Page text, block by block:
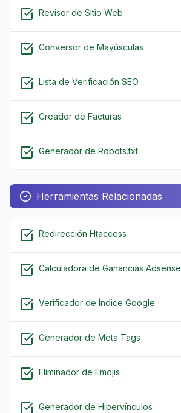
Revisor de Sitio Web
Conversor de Mayúsculas
Lista de Verificación SEO
Creador de Facturas
Generador de Robots.txt
Herramientas Relacionadas
Redirección Htaccess
Calculadora de Ganancias Adsense
Verificador de Índice Google
Generador de Meta Tags
Eliminador de Emojis
Generador de Hipervínculos